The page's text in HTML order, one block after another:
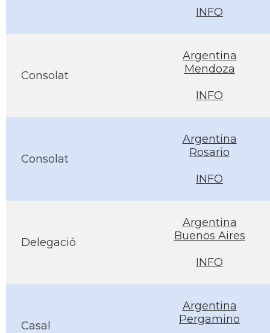
INFO
Consolat
Argentina
Mendoza
INFO
Consolat
Argentina
Rosario
INFO
Delegació
Argentina
Buenos Aires
INFO
Casal
Argentina
Pergamino